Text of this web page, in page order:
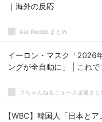
｜海外の反応
Ask Reddit まとめ
イーロン・マスク「2026
ングが全
２ちゃんねるニュース超速まと
【WBC】韓国人「日本と